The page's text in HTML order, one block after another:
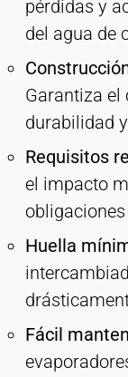
pérdidas y
del agua de
Garantiza
durabilidad
Requisitos
el impacto
Huella
Fácil